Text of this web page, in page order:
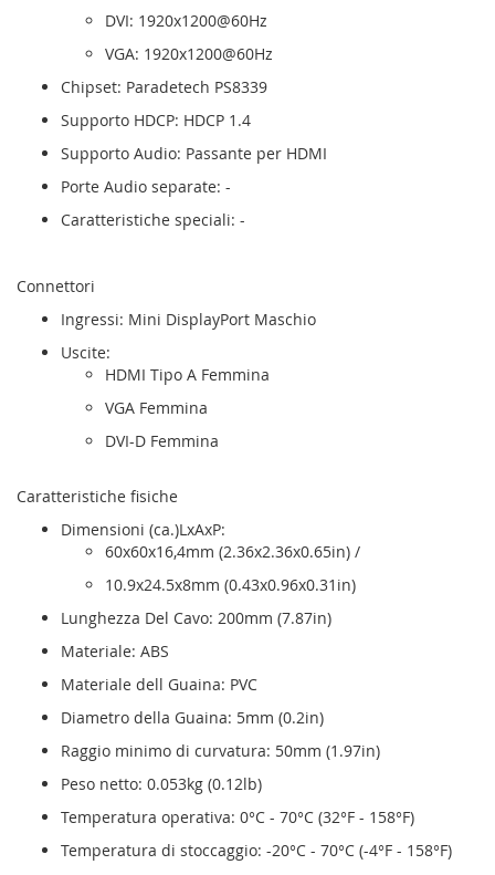
DVI: 1920x1200@60Hz
VGA: 1920x1200@60Hz
Chipset: Paradetech PS8339
Supporto HDCP: HDCP 1.4
Supporto Audio: Passante per HDMI
Porte Audio separate: -
Caratteristiche speciali: -
Connettori
Ingressi: Mini DisplayPort Maschio
Uscite:
HDMI Tipo A Femmina
VGA Femmina
DVI-D Femmina
Caratteristiche fisiche
Dimensioni (ca.)LxAxP:
60x60x16,4mm (2.36x2.36x0.65in) /
10.9x24.5x8mm (0.43x0.96x0.31in)
Lunghezza Del Cavo: 200mm (7.87in)
Materiale: ABS
Materiale dell Guaina: PVC
Diametro della Guaina: 5mm (0.2in)
Raggio minimo di curvatura: 50mm (1.97in)
Peso netto: 0.053kg (0.12lb)
Temperatura operativa: 0°C - 70°C (32°F - 158°F)
Temperatura di stoccaggio: -20°C - 70°C (-4°F - 158°F)